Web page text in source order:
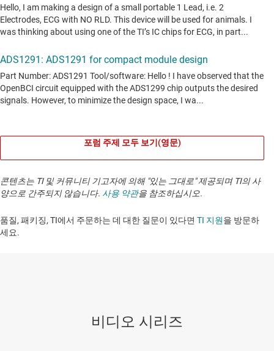
포럼 주제 모두 보기(영문)
콘텐츠는 TI 및 커뮤니티 기고자에 의해 "있는 그대로" 제공되며 TI의 사
양으로 간주되지 않습니다. 사용 약관을 참조하십시오.
품질, 패키징, TI에서 주문하는 데 대한 질문이 있다면 TI 지원을 방문하
세요. ​​​​​​​​​​​​​​
비디오 시리즈